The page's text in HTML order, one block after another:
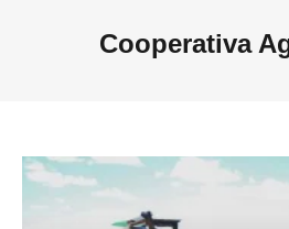
Cooperativa